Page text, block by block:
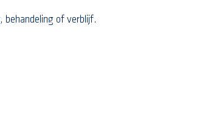
behandeling of verblijf.